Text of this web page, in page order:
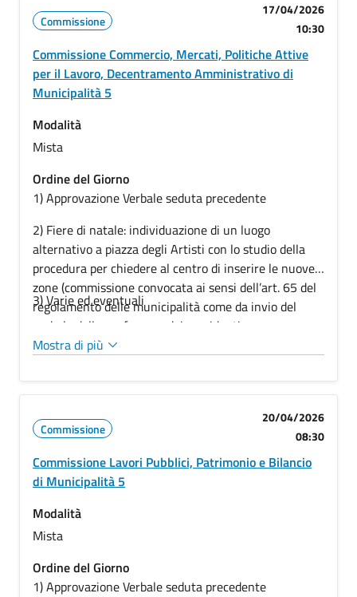
Commissione
17/04/2026
10:30
Commissione Commercio, Mercati, Politiche Attive
per il Lavoro, Decentramento Amministrativo di
Municipalità 5
Modalità
Mista
Ordine del Giorno
1) Approvazione Verbale seduta precedente
2) Fiere di natale: individuazione di un luogo
alternativo a piazza degli Artisti con lo studio della
procedura per chiedere al centro di inserire le nuove
zone (commissione convocata ai sensi dell’art. 65 del
regolamento delle municipalità come da invio del
verbale della conferenza dei presidenti con
PG/2026/330834 del 17/03/2026)
3) Varie ed eventuali
Mostra di più
Commissione
20/04/2026
08:30
Commissione Lavori Pubblici, Patrimonio e Bilancio
di Municipalità 5
Modalità
Mista
Ordine del Giorno
1) Approvazione Verbale seduta precedente